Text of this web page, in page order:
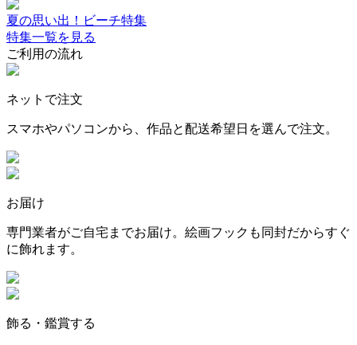
夏の思い出！ビーチ特集
特集一覧を見る
ご利用の流れ
ネットで注文
スマホやパソコンから、作品と配送希望日を選んで注文。
お届け
専門業者がご自宅までお届け。絵画フックも同封だからすぐ
に飾れます。
飾る・鑑賞する